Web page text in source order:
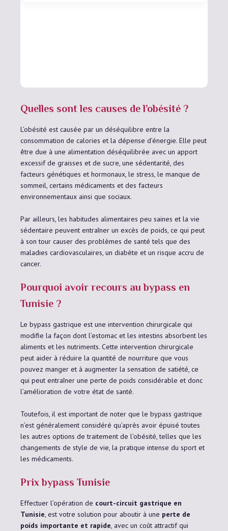
Quelles sont les causes de l’obésité ?
L’obésité est causée par un déséquilibre entre la
consommation de calories et la dépense d’énergie. Elle peut
être due à une alimentation déséquilibrée avec un apport
excessif de graisses et de sucre, une sédentarité, des
facteurs génétiques et hormonaux, le stress, le manque de
sommeil, certains médicaments et des facteurs
environnementaux ainsi que sociaux.
Par ailleurs, les habitudes alimentaires peu saines et la vie
sédentaire peuvent entraîner un excès de poids, ce qui peut
à son tour causer des problèmes de santé tels que des
maladies cardiovasculaires, un diabète et un risque accru de
cancer.
Pourquoi avoir recours au bypass en
Tunisie ?
Le bypass gastrique est une intervention chirurgicale qui
modifie la façon dont l’estomac et les intestins absorbent les
aliments et les nutriments. Cette intervention chirurgicale
peut aider à réduire la quantité de nourriture que vous
pouvez manger et à augmenter la sensation de satiété, ce
qui peut entraîner une perte de poids considérable et donc
l’amélioration de votre état de santé.
Toutefois, il est important de noter que le bypass gastrique
n’est généralement considéré qu’après avoir épuisé toutes
les autres options de traitement de l’obésité, telles que les
changements de style de vie, la pratique intense du sport et
les médicaments.
Prix bypass Tunisie
Effectuer l’opération de court-circuit gastrique en
Tunisie, est votre solution pour aboutir à une perte de
poids importante et rapide, avec un coût attractif qui